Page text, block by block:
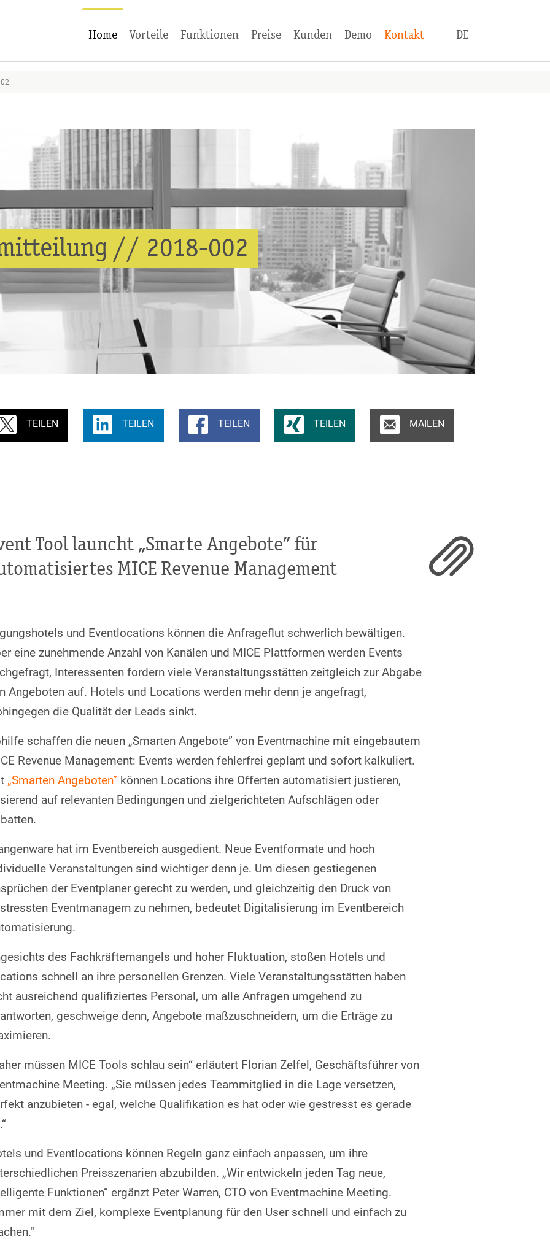
Home Vorteile Funktionen Preise Kunden Demo Kontakt DE
// 2018-002
TEILEN TEILEN TEILEN TEILEN MAILEN
Tool launcht „Smarte Angebote” für
MICE Revenue Management
und Eventlocations können die Anfrageflut schwerlich bewältigen.
eine zunehmende Anzahl von Kanälen und MICE Plattformen werden Events
Interessenten fordern viele Veranstaltungsstätten zeitgleich zur Abgabe
Angeboten auf. Hotels und Locations werden mehr denn je angefragt,
die Qualität der Leads sinkt.
schaffen die neuen „Smarten Angebote” von Eventmachine mit eingebautem
Revenue Management: Events werden fehlerfrei geplant und sofort kalkuliert.
„Smarten Angeboten” können Locations ihre Offerten automatisiert justieren,
auf relevanten Bedingungen und zielgerichteten Aufschlägen oder
hat im Eventbereich ausgedient. Neue Eventformate und hoch
Veranstaltungen sind wichtiger denn je. Um diesen gestiegenen
der Eventplaner gerecht zu werden, und gleichzeitig den Druck von
Eventmanagern zu nehmen, bedeutet Digitalisierung im Eventbereich
des Fachkräftemangels und hoher Fluktuation, stoßen Hotels und
schnell an ihre personellen Grenzen. Viele Veranstaltungsstätten haben
ausreichend qualifiziertes Personal, um alle Anfragen umgehend zu
geschweige denn, Angebote maßzuschneidern, um die Erträge zu
müssen MICE Tools schlau sein“ erläutert Florian Zelfel, Geschäftsführer von
Meeting. „Sie müssen jedes Teammitglied in die Lage versetzen,
anzubieten - egal, welche Qualifikation es hat oder wie gestresst es gerade
und Eventlocations können Regeln ganz einfach anpassen, um ihre
Preisszenarien abzubilden. „Wir entwickeln jeden Tag neue,
Funktionen“ ergänzt Peter Warren, CTO von Eventmachine Meeting.
mit dem Ziel, komplexe Eventplanung für den User schnell und einfach zu